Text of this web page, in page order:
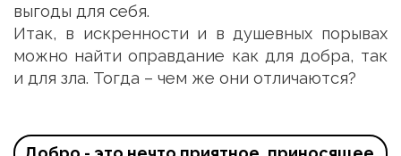
выгоды для себя.
Итак, в искренности и в душевных порывах
можно найти оправдание как для добра, так
и для зла. Тогда – чем же они отличаются?